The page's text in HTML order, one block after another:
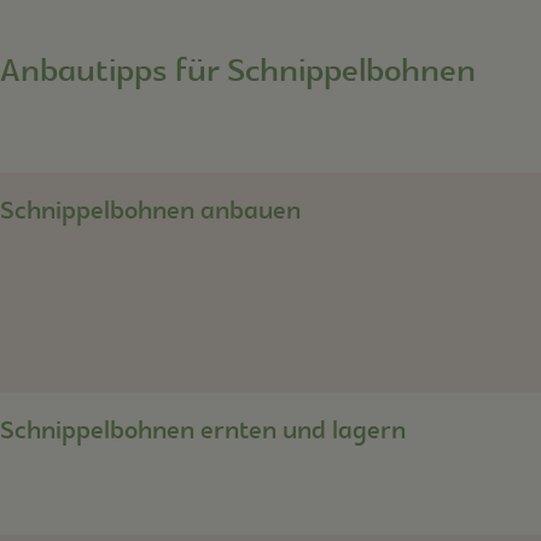
Anbautipps für Schnippelbohnen
Schnippelbohnen anbauen
Schnippelbohnen ernten und lagern